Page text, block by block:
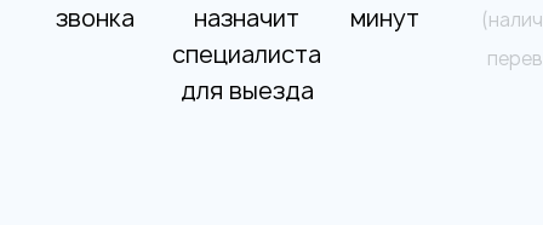
звонка
назначит
специалиста
для выезда
минут